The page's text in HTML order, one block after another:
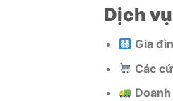
Dịch
Gia
Các